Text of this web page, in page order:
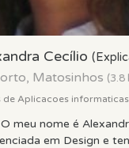
Cecílio
Matosinhos (3.8
de Aplicacoes
meu nome é
em Design e